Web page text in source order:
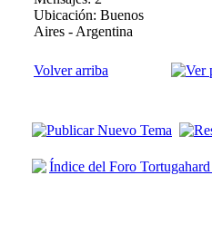
Ubicación: Buenos
Aires - Argentina
Volver arriba
Índice del Foro Tortugahard